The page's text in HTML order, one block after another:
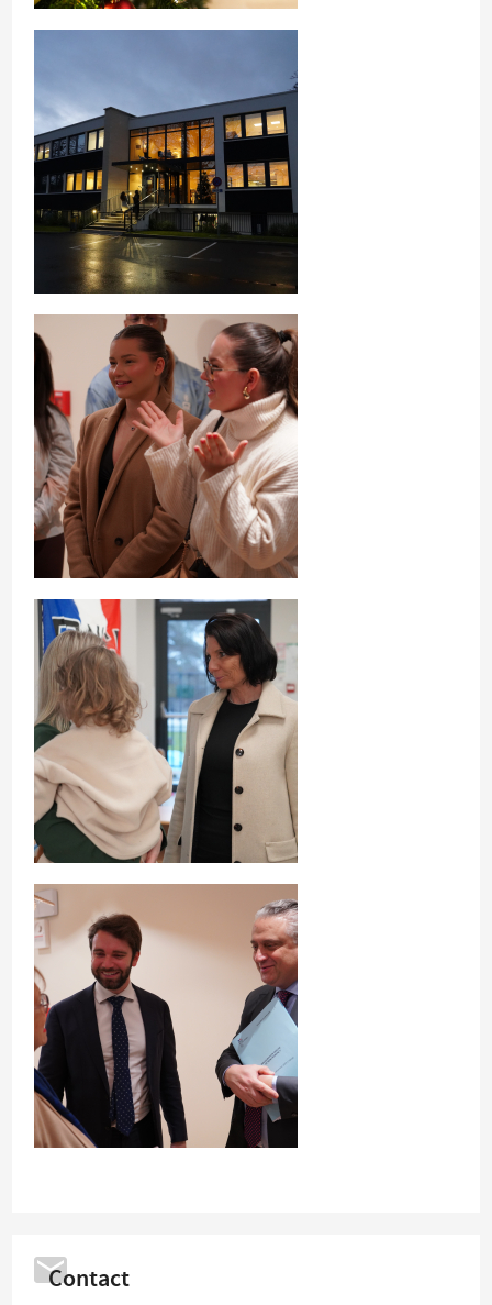
Contact